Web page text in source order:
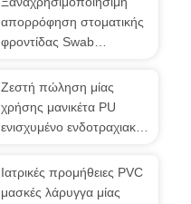
απορρόφηση στοματικής
φροντίδας Swab
οδοντόβουρτσα Για
ασθενή ICU
Ζεστή πώληση μίας
χρήσης μανικέτα PU
ενισχυμένο ενδοτραχιακό
Ιατρικές προμήθειες PVC
μασκές λάρυγγα μίας